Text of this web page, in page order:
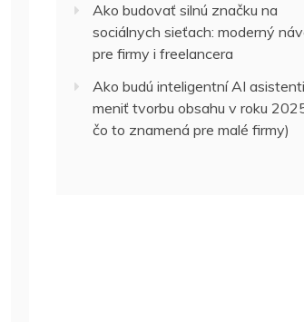
Ako budovať silnú značku na
sociálnych sieťach: moderný
pre firmy i freelancera
Ako budú inteligentní AI asistenti
meniť tvorbu obsahu v roku
čo to znamená pre malé firmy)